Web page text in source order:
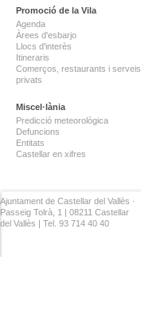
Promoció de la Vila
Agenda
Àrees d'esbarjo
Llocs d'interès
Itineraris
Comerços, restaurants i serveis
privats
Miscel·lània
Predicció meteorològica
Defuncions
Entitats
Castellar en xifres
Ajuntament de Castellar del Vallès ·
Passeig Tolrà, 1 | 08211 Castellar
del Vallès | Tel. 93 714 40 40